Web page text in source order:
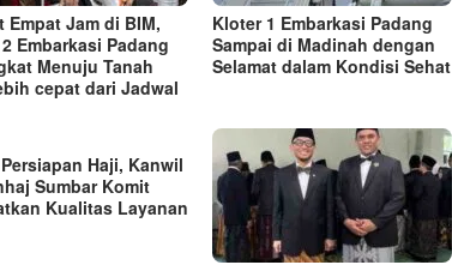
Empat Jam di BIM,
Embarkasi Padang
Menuju Tanah
cepat dari Jadwal
Kloter 1 Embarkasi Padang
Sampai di Madinah dengan
Selamat dalam Kondisi Sehat
Haji, Kanwil
Sumbar Komit
Kualitas Layanan